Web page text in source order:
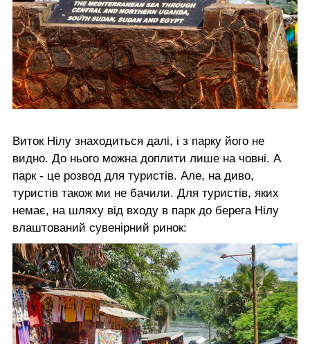
Виток Нілу знаходиться далі, і з парку його не
видно. До нього можна доплити лише на човні. А
парк - це розвод для туристів. Але, на диво,
туристів також ми не бачили. Для туристів, яких
немає, на шляху від входу в парк до берега Нілу
влаштований сувенірний ринок: